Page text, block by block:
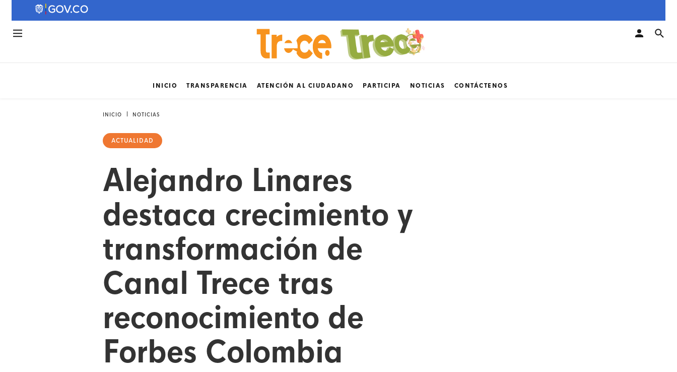
INICIO TRANSPARENCIA ATENCIÓN AL CIUDADANO PARTICIPA NOTICIAS CONTÁCTENOS
INICIO NOTICIAS
ACTUALIDAD
Alejandro Linares
destaca crecimiento y
transformación de
Canal Trece tras
reconocimiento de
Forbes Colombia